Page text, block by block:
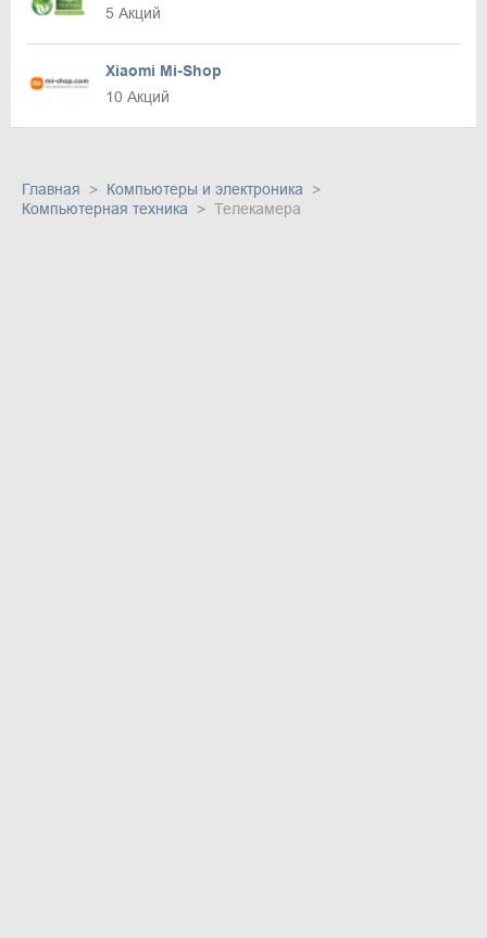
5 Акций
Xiaomi Mi-Shop
10 Акций
Главная
Компьютеры и электроника
Компьютерная техника
Телекамера